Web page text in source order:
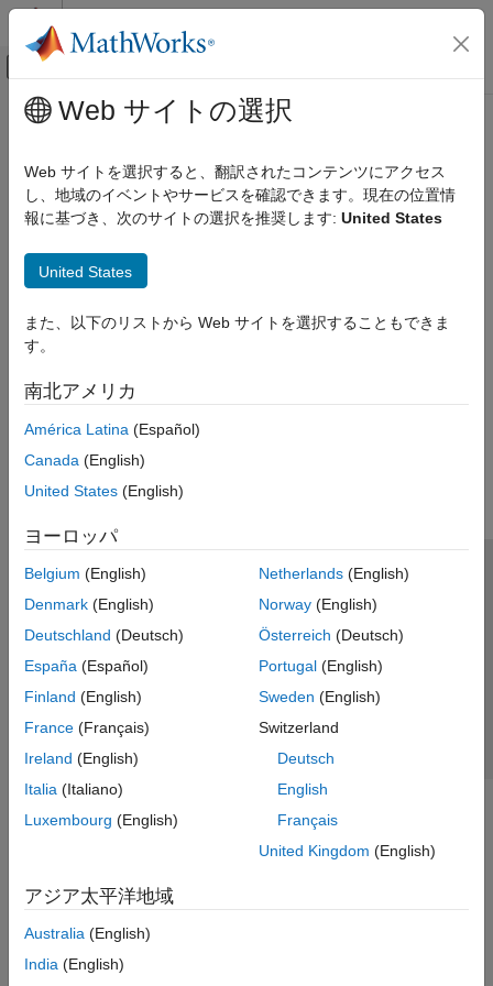
コンテンツへスキップ
オフキャンバス ナビゲーション メ
ドキュメンテーションのホーム
カテゴリ
MATLAB Test
Polyspace Access
Polyspace as You Code
Polyspace Bug Finder
Polyspace Code Prover
Polyspace Copilot
Requirements Toolbox
Simulink Check
Simulink Coverage 入門
モデルのカバレッジの収集
コードのカバレッジの収集
カバレッジ データの管理
検証と妥当性確認
ツールの検定と認定
Simulink Design Verifier
Simulink Fault Analyzer
Simulink Test
メインコンテンツ
この情報は役に立ちましたか？
Web サイトの選択
Web サイトを選択すると、翻訳されたコンテンツにアクセス
し、地域のイベントやサービスを確認できます。現在の位置情
報に基づき、次のサイトの選択を推奨します: United States
United States
また、以下のリストから Web サイトを選択することもできま
す。
南北アメリカ
América Latina (Español)
Canada (English)
United States (English)
ヨーロッパ
Belgium (English)
Denmark (English)
Deutschland (Deutsch)
España (Español)
Finland (English)
France (Français)
Ireland (English)
Italia (Italiano)
Luxembourg (English)
Netherlands(English)
Norway(English)
Österreich (Deutsch)
Portugal(English)
Sweden (English)
Switzerland
Deutsch
English
Français
United Kingdom (English)
アジア太平洋地域
Australia (English)
India (English)
トラストセンター
プライバシー ポリシー
違法コピー防止
アプリケーション ステータス
© 1994-2026 The MathWorks, Inc.